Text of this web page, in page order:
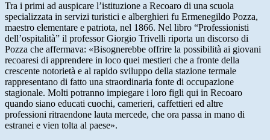
Tra i primi ad auspicare l’istituzione a Recoaro di una scuola
specializzata in servizi turistici e alberghieri fu Ermenegildo Pozza,
maestro elementare e patriota, nel 1866. Nel libro “Professionisti
dell’ospitalità” il professor Giorgio Trivelli riporta un discorso di
Pozza che affermava: «Bisognerebbe offrire la possibilità ai giovani
recoaresi di apprendere in loco quei mestieri che a fronte della
crescente notorietà e al rapido sviluppo della stazione termale
rappresentano di fatto una straordinaria fonte di occupazione
stagionale. Molti potranno impiegare i loro figli qui in Recoaro
quando siano educati cuochi, camerieri, caffettieri ed altre
professioni ritraendone lauta mercede, che ora passa in mano di
estranei e vien tolta al paese».